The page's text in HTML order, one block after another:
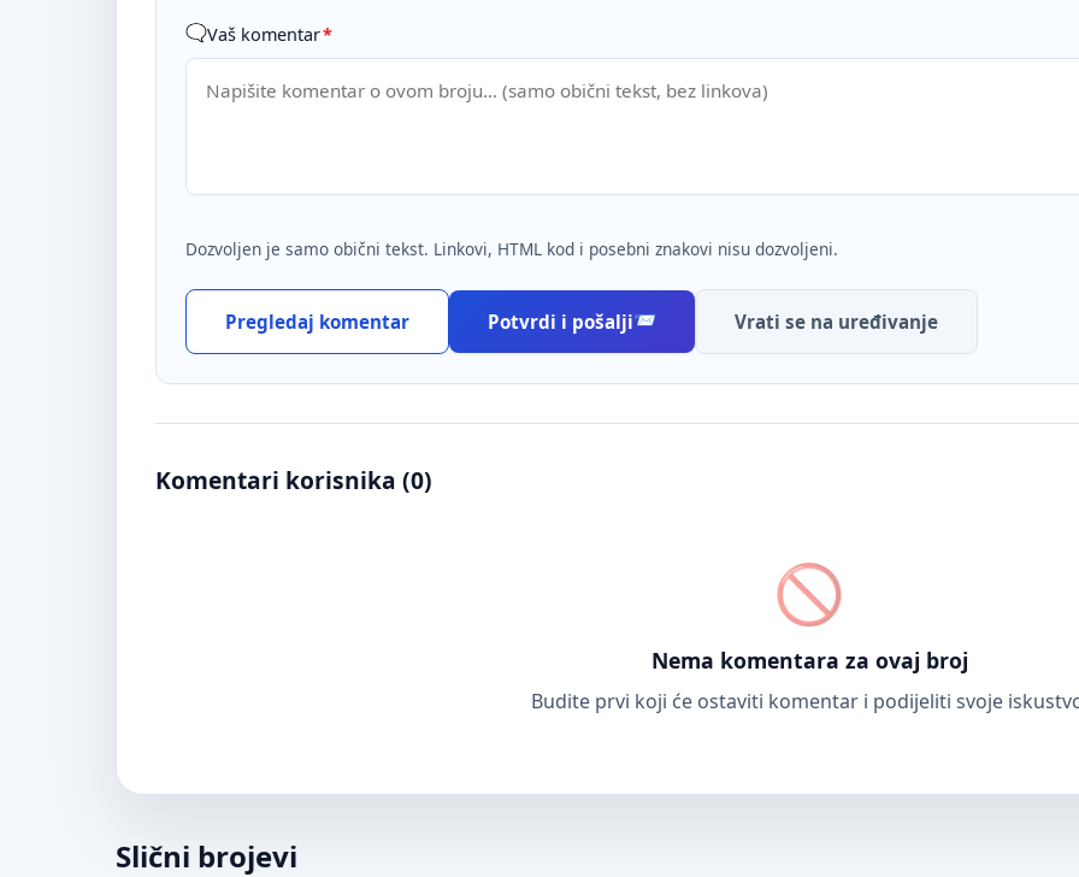
Vaš komentar*
Dozvoljen je samo obični tekst. Linkovi, HTML kod i posebni znakovi nisu dozvoljeni.
Pregledaj komentar Potvrdi i pošalji Vrati se na uređivanje
Komentari korisnika (0)
Nema komentara za ovaj broj
Budite prvi koji će ostaviti komentar i podijeliti svoje
Slični brojevi